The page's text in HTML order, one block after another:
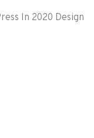
In 2020 Design